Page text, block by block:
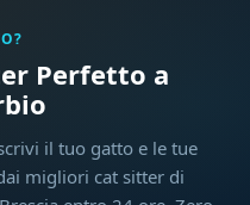
Perfetto a
il tuo gatto e le tue
migliori cat sitter di